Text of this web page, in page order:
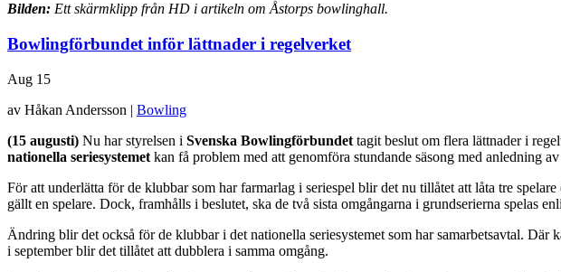
Bilden: Ett skärmklipp från HD i artikeln om Åstorps bowlinghall.
Bowlingförbundet inför lättnader i regelverket
Aug 15
av Håkan Andersson | Bowling
(15 augusti) Nu har styrelsen i Svenska Bowlingförbundet tagit beslut om flera lättnader i
nationella seriesystemet kan få problem med att genomföra stundande säsong med anledning
För att underlätta för de klubbar som har farmarlag i seriespel blir det nu tillåtet att låta tre
gällt en spelare. Dock, framhålls i beslutet, ska de två sista omgångarna i grundserierna spelas
Ändring blir det också för de klubbar i det nationella seriesystemet som har samarbetsavtal.
i september blir det tillåtet att dubblera i samma omgång.